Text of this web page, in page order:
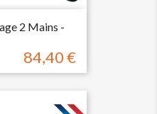
2 Mains -
Prix
84,40 €